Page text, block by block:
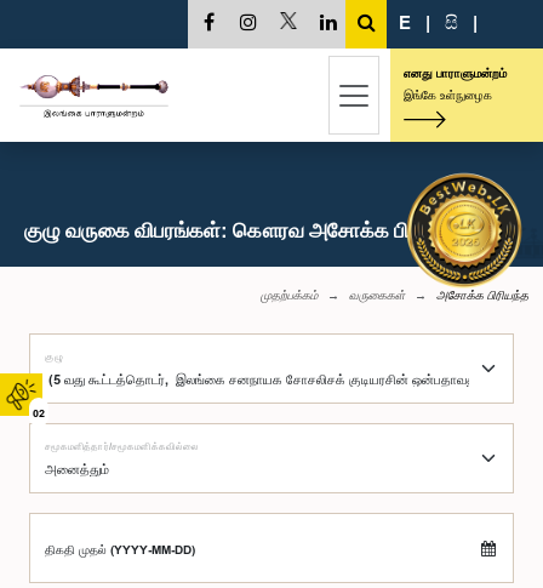
02
E | සි |
எனது பாராளுமன்றம்
இங்கே உள்நுழைக
குழு வருகை விபரங்கள்: கௌரவ அசோக்க பிரியந்த, பா.உ.
முதற்பக்கம் வருகைகள் அசோக்க பிரியந்த
குழு
சமூகமளித்தார்/சமூகமளிக்கவில்லை
திகதி முதல் (YYYY-MM-DD)